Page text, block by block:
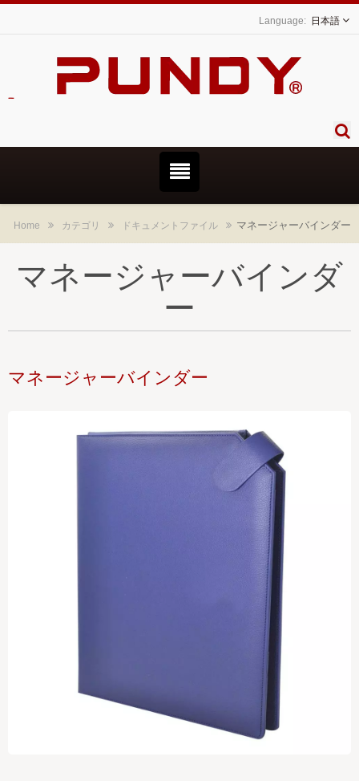
日本語
。
Home カテゴリ ドキュメントファイル マネージャーバインダー
マネージャーバインダ
ー
マネージャーバインダー